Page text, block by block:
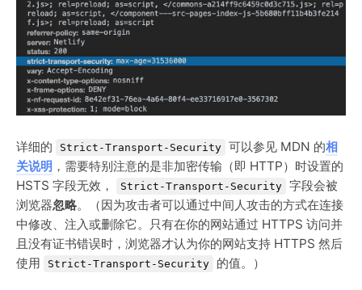
详细的 Strict-Transport-Security 可以参见 MDN 的相
关说明 ，需要特别注意的是非加密传输（即 HTTP）时设置的
HSTS 字段无效，
Strict-Transport-Security 字段会被
浏览器忽略。（因为攻击者可以通过中间人攻击的方式在连接
中修改、注入或删除它。只有在你的网站通过 HTTPS 访问并
且没有证书错误时，浏览器才认为你的网站支持 HTTPS 然后
使用
Strict-Transport-Security 的值。）